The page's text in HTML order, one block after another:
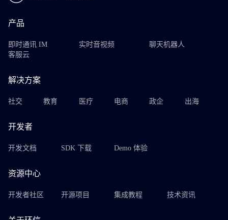
产品
即时通讯 IM 实时音视频
聊天机器人
客服云
解决方案
社交 教育 医疗 电商 政企 出海
开发者
开发文档 SDK 下载 Demo 体验
资源中心
开发者社区 开源项目 集成教程 技术资讯